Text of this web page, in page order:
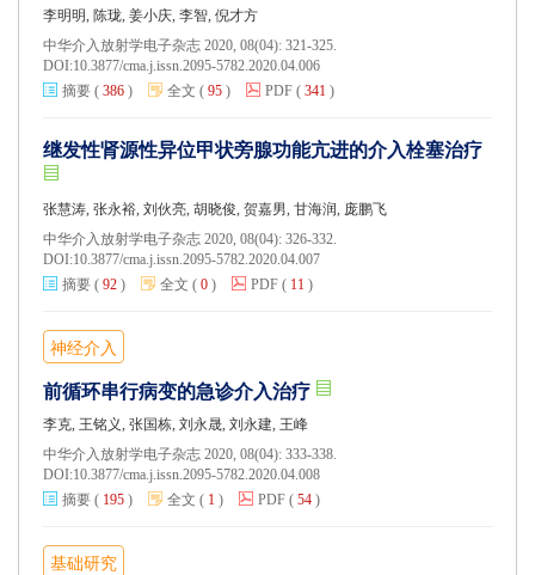
李明明, 陈珑, 姜小庆, 李智, 倪才方
中华介入放射学电子杂志 2020, 08(04): 321-325.
DOI:10.3877/cma.j.issn.2095-5782.2020.04.006
摘要 ( 386 ) 全文 ( 95 ) PDF ( 341 )
继发性肾源性异位甲状旁腺功能亢进的介入栓塞治疗
张慧涛, 张永裕, 刘伙亮, 胡晓俊, 贺嘉男, 甘海润, 庞鹏飞
中华介入放射学电子杂志 2020, 08(04): 326-332.
DOI:10.3877/cma.j.issn.2095-5782.2020.04.007
摘要 ( 92 ) 全文 ( 0 ) PDF ( 11 )
神经介入
前循环串行病变的急诊介入治疗
李克, 王铭义, 张国栋, 刘永晟, 刘永建, 王峰
中华介入放射学电子杂志 2020, 08(04): 333-338.
DOI:10.3877/cma.j.issn.2095-5782.2020.04.008
摘要 ( 195 ) 全文 ( 1 ) PDF ( 54 )
基础研究